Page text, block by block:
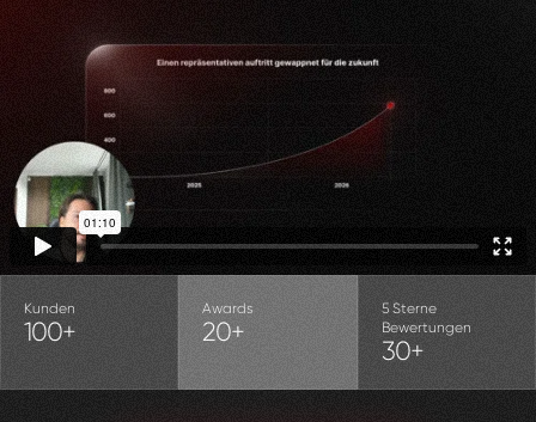
Kunden
100+
Awards
20+
5 Sterne
Bewertungen
30+